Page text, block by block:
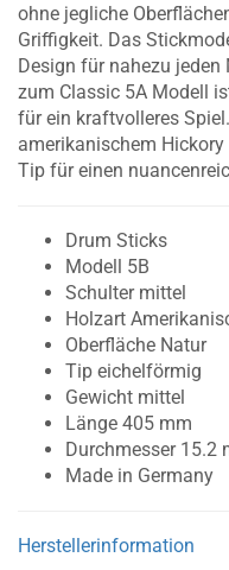
ohne jegliche
Griffigkeit. Das
Design für nahezu
zum Classic 5A Modell
für ein kraftvolleres
amerikanischem
Tip für einen
Drum Sticks
Modell 5B
Schulter mittel
Holzart
Oberfläche Natur
Tip eichelförmig
Gewicht mittel
Länge 405 mm
Durchmesser 15.2
Made in Germany
Herstellerinformation